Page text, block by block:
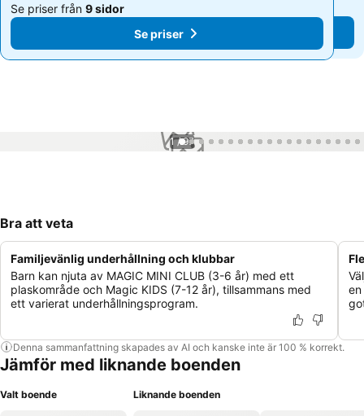
Se priser från 9 sidor
Se priser
Se priser från 9 sidor
Se priser
1 / 97
Bra att veta
Familjevänlig underhållning och klubbar
Barn kan njuta av MAGIC MINI CLUB (3-6 år) med ett
plaskområde och Magic KIDS (7-12 år), tillsammans med
ett varierat underhållningsprogram.
Denna sammanfattning skapades av AI och kanske inte är 100 % korrekt.
Jämför med liknande boenden
Valt boende Liknande boenden